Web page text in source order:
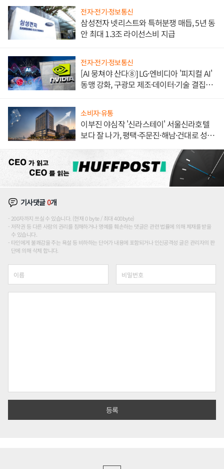
전자·전기·정보통신
삼성전자 넷리스트와 특허분쟁 매듭, 5년 동
안 최대 1.3조 라이선스비 지급
전자·전기·정보통신
[AI 뭉쳐야 산다⑧] LG·엔비디아 '피지컬 AI'
동맹 강화, 구광모 제조·데이터·기술 결집
소비자·유통
이부진 야심작 '신라스테이' 서울신라호텔
보다 잘 나가, 평택·주문진·해남·건대로 성
기사댓글0개
200자까지 쓰실 수 있습니다. (현재 0 byte / 최대 400byte)
저작권 등 다른 사람의 권리를 침해하거나 명예를 훼손하는 댓글은 관련 법률에 의해 제재를 받을
수 있습니다.
타인에게 불쾌감을 주는 욕설 등 비하하는 단어가 내용에 포함되거나 인신공격성 글은 관리자의 판
단에 의해 삭제 합니다.